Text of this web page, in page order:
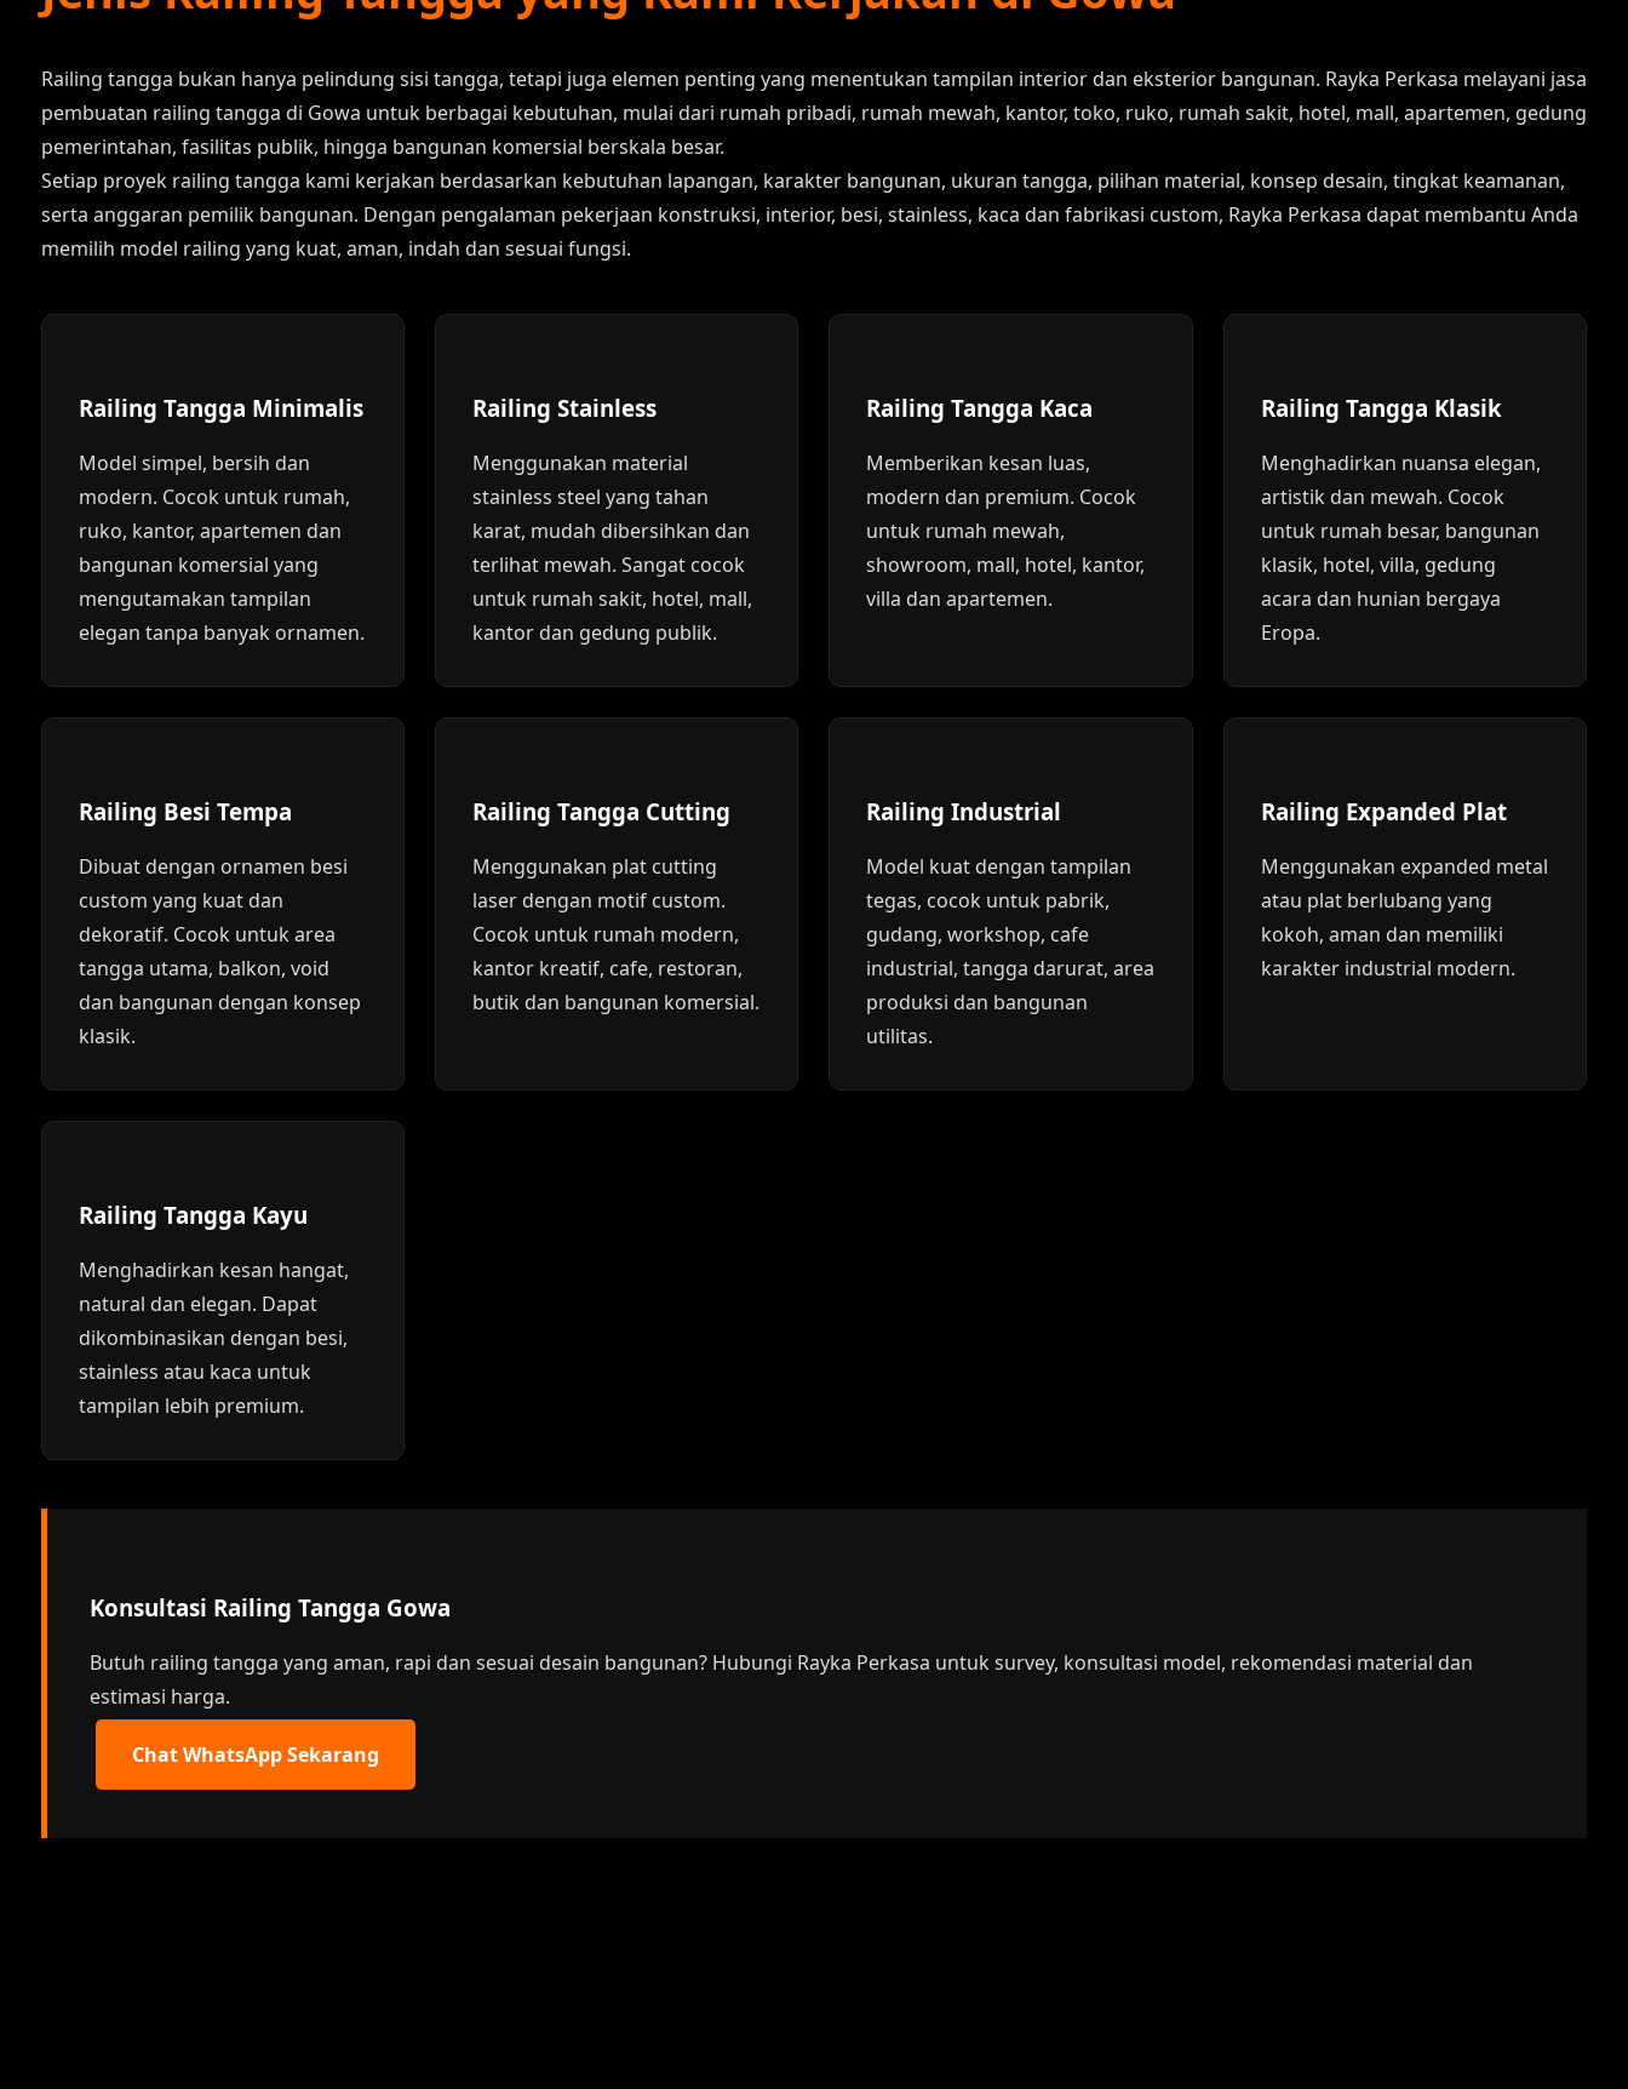
Railing tangga bukan hanya pelindung sisi tangga, tetapi juga elemen penting yang menentukan tampilan interior dan eksterior bangunan. Rayka Perkasa melayani jasa
pembuatan railing tangga di Gowa untuk berbagai kebutuhan, mulai dari rumah pribadi, rumah mewah, kantor, toko, ruko, rumah sakit, hotel, mall, apartemen, gedung
pemerintahan, fasilitas publik, hingga bangunan komersial berskala besar.
Setiap proyek railing tangga kami kerjakan berdasarkan kebutuhan lapangan, karakter bangunan, ukuran tangga, pilihan material, konsep desain, tingkat keamanan,
serta anggaran pemilik bangunan. Dengan pengalaman pekerjaan konstruksi, interior, besi, stainless, kaca dan fabrikasi custom, Rayka Perkasa dapat membantu Anda
memilih model railing yang kuat, aman, indah dan sesuai fungsi.
Railing Tangga Minimalis
Model simpel, bersih dan
modern. Cocok untuk rumah,
ruko, kantor, apartemen dan
bangunan komersial yang
mengutamakan tampilan
elegan tanpa banyak ornamen.
Railing Stainless
Menggunakan material
stainless steel yang tahan
karat, mudah dibersihkan dan
terlihat mewah. Sangat cocok
untuk rumah sakit, hotel, mall,
kantor dan gedung publik.
Railing Tangga Kaca
Memberikan kesan luas,
modern dan premium. Cocok
untuk rumah mewah,
showroom, mall, hotel, kantor,
villa dan apartemen.
Railing Tangga Klasik
Menghadirkan nuansa elegan,
artistik dan mewah. Cocok
untuk rumah besar, bangunan
klasik, hotel, villa, gedung
acara dan hunian bergaya
Eropa.
Railing Besi Tempa
Dibuat dengan ornamen besi
custom yang kuat dan
dekoratif. Cocok untuk area
tangga utama, balkon, void
dan bangunan dengan konsep
klasik.
Railing Tangga Cutting
Menggunakan plat cutting
laser dengan motif custom.
Cocok untuk rumah modern,
kantor kreatif, cafe, restoran,
butik dan bangunan komersial.
Railing Industrial
Model kuat dengan tampilan
tegas, cocok untuk pabrik,
gudang, workshop, cafe
industrial, tangga darurat, area
produksi dan bangunan
utilitas.
Railing Expanded Plat
Menggunakan expanded metal
atau plat berlubang yang
kokoh, aman dan memiliki
karakter industrial modern.
Railing Tangga Kayu
Menghadirkan kesan hangat,
natural dan elegan. Dapat
dikombinasikan dengan besi,
stainless atau kaca untuk
tampilan lebih premium.
Konsultasi Railing Tangga Gowa
Butuh railing tangga yang aman, rapi dan sesuai desain bangunan? Hubungi Rayka Perkasa untuk survey, konsultasi model, rekomendasi material dan
estimasi harga.
Chat WhatsApp Sekarang